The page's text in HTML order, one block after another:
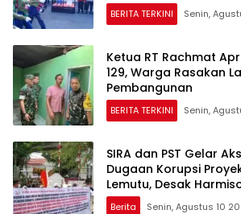
BERITA TERKINI Senin,
Ketua RT Rachmat
129, Warga Rasakan
Pembangunan
BERITA TERKINI Senin,
SIRA dan PST Gelar
Dugaan Korupsi
Lemutu, Desak
Persidangan
Berita Senin, Agustus 10